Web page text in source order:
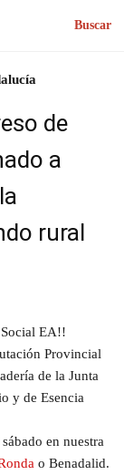
Buscar
de
a
rural
EA!!
Provincial
de la Junta
y de Esencia
en nuestra
o Benadalid.